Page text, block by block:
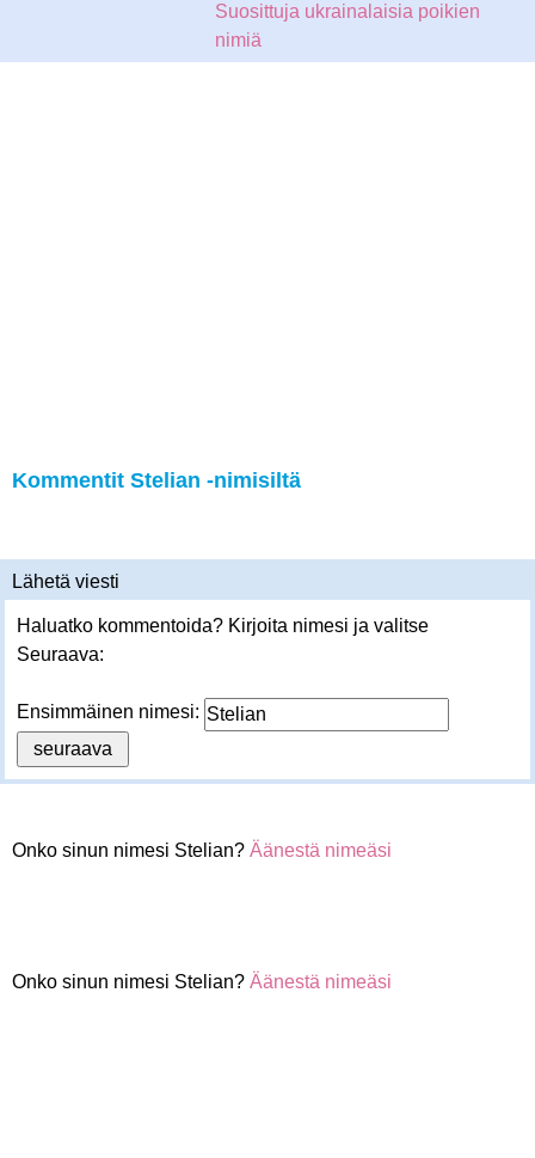
Suosittuja ukrainalaisia poikien
nimiä
Kommentit Stelian -nimisiltä
Lähetä viesti
Haluatko kommentoida? Kirjoita nimesi ja valitse
Seuraava:
Ensimmäinen nimesi:
Onko sinun nimesi Stelian? Äänestä nimeäsi
Onko sinun nimesi Stelian? Äänestä nimeäsi